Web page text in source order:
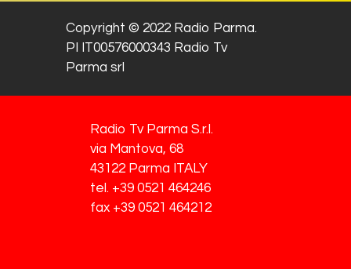
Copyright © 2022 Radio Parma.
PI IT00576000343 Radio Tv
Parma srl
Radio Tv Parma S.r.l.
via Mantova, 68
43122 Parma ITALY
tel. +39 0521 464246
fax +39 0521 464212